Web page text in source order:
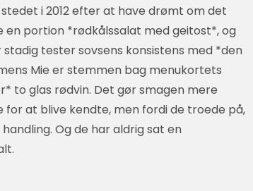
i 2012 efter at have drømt om det
en portion *rødkålssalat med geitost*, og
tester sovsens konsistens med *den
Mie er stemmen bag menukortets
to glas rødvin. Det gør smagen mere
for at blive kendte, men fordi de troede på,
Og de har aldrig sat en